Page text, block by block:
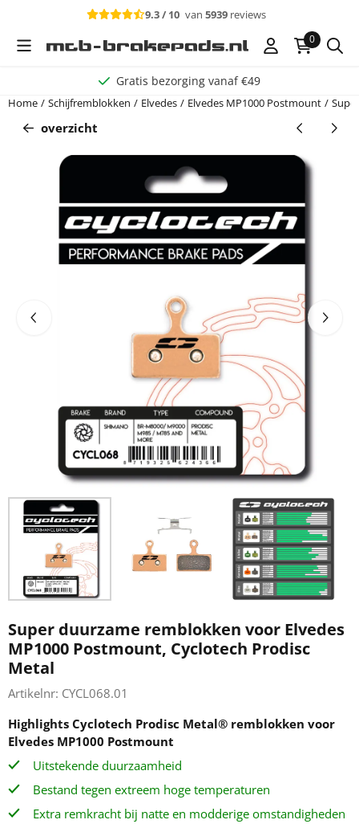
Cookievoorkeuren zijn beschikbaar. Kies instellingen of sta alle
9.3 / 10 van5939 reviews
0
Gratis bezorging vanaf €49
Home / Schijfremblokken / Elvedes / Elvedes MP1000 Postmount /
overzicht
Super duurzame remblokken voor Elvedes
MP1000 Postmount, Cyclotech Prodisc
Metal
Artikelnr: CYCL068.01
Highlights Cyclotech Prodisc Metal® remblokken voor
Elvedes MP1000 Postmount
Uitstekende duurzaamheid
Bestand tegen extreem hoge temperaturen
Extra remkracht bij natte en modderige omstandigheden